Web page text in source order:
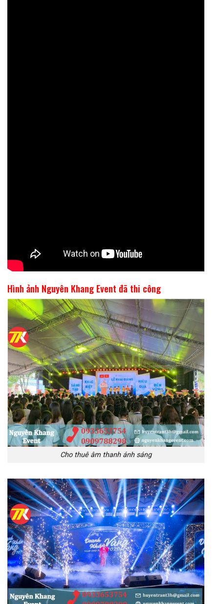
Hình ảnh Nguyên Khang Event đã thi công
Cho thuê âm thanh ánh sáng